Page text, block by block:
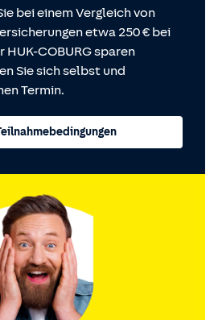
bei einem Vergleich von
etwa 250 € bei
HUK-COBURG sparen
Sie sich selbst und
Termin.